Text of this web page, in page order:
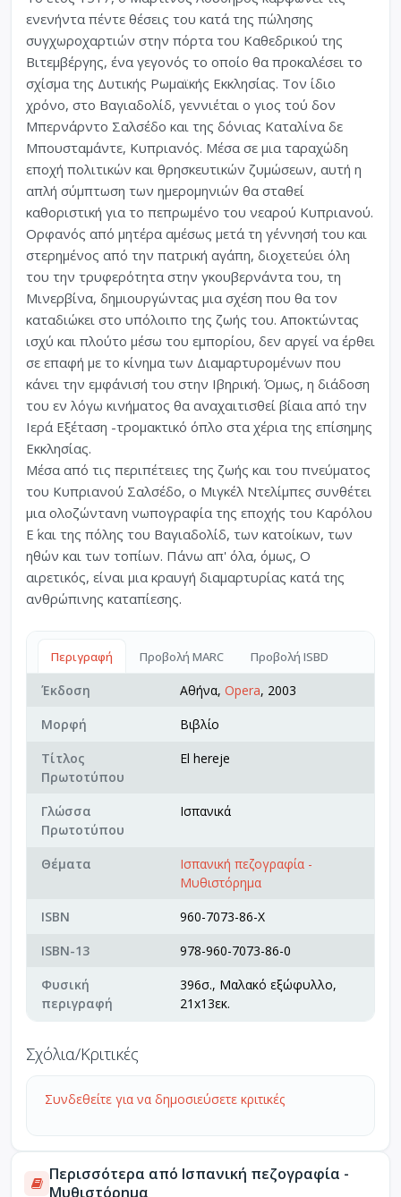
ενενήντα πέντε θέσεις του κατά της πώλησης
συγχωροχαρτιών στην πόρτα του Καθεδρικού της
Βιτεμβέργης, ένα γεγονός το οποίο θα προκαλέσει το
σχίσμα της Δυτικής Ρωμαϊκής Εκκλησίας. Τον ίδιο
χρόνο, στο Βαγιαδολίδ, γεννιέται ο γιος τού δον
Μπερνάρντο Σαλσέδο και της δόνιας Καταλίνα δε
Μπουσταμάντε, Κυπριανός. Μέσα σε μια ταραχώδη
εποχή πολιτικών και θρησκευτικών ζυμώσεων, αυτή η
απλή σύμπτωση των ημερομηνιών θα σταθεί
καθοριστική για το πεπρωμένο του νεαρού Κυπριανού.
Ορφανός από μητέρα αμέσως μετά τη γέννησή του και
στερημένος από την πατρική αγάπη, διοχετεύει όλη
του την τρυφερότητα στην γκουβερνάντα του, τη
Μινερβίνα, δημιουργώντας μια σχέση που θα τον
καταδιώκει στο υπόλοιπο της ζωής του. Αποκτώντας
ισχύ και πλούτο μέσω του εμπορίου, δεν αργεί να έρθει
σε επαφή με το κίνημα των Διαμαρτυρομένων που
κάνει την εμφάνισή του στην Ιβηρική. Όμως, η διάδοση
του εν λόγω κινήματος θα αναχαιτισθεί βίαια από την
Ιερά Εξέταση -τρομακτικό όπλο στα χέρια της επίσημης
Εκκλησίας.
Μέσα από τις περιπέτειες της ζωής και του πνεύματος
του Κυπριανού Σαλσέδο, ο Μιγκέλ Ντελίμπες συνθέτει
μια ολοζώντανη νωπογραφία της εποχής του Καρόλου
Ε΄ και της πόλης του Βαγιαδολίδ, των κατοίκων, των
ηθών και των τοπίων. Πάνω απ' όλα, όμως, Ο
αιρετικός, είναι μια κραυγή διαμαρτυρίας κατά της
ανθρώπινης καταπίεσης.
Περιγραφή Προβολή MARC Προβολή ISBD
Έκδοση Αθήνα, Opera, 2003
Μορφή
Βιβλίο
Τίτλος
Πρωτοτύπου
El hereje
Γλώσσα
Πρωτοτύπου
Ισπανικά
Θέματα
Ισπανική πεζογραφία -
Μυθιστόρημα
ISBN
960-7073-86-X
ISBN-13
978-960-7073-86-0
Φυσική
περιγραφή
396σ., Μαλακό εξώφυλλο,
21x13εκ.
Σχόλια/Κριτικές
Συνδεθείτε για να δημοσιεύσετε κριτικές
Περισσότερα από Ισπανική πεζογραφία -
Μυθιστόρημα